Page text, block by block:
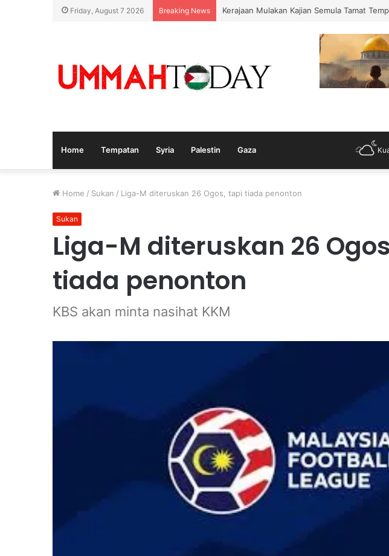
Friday, August 7 2026 Breaking News Nurul Izzah Bercuti Sementara Jawatan
Home Tempatan Syria Palestin Gaza
Home / Sukan / Liga-M diteruskan 26 Ogos, tapi tiada penonton
Sukan
Liga-M diteruskan 26
tiada penonton
KBS akan minta nasihat KKM